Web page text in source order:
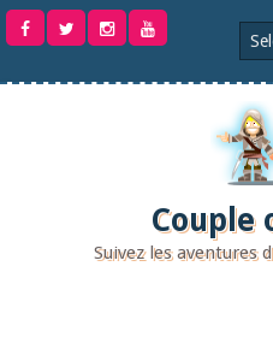
Aller
Couple
Suivez les aventures